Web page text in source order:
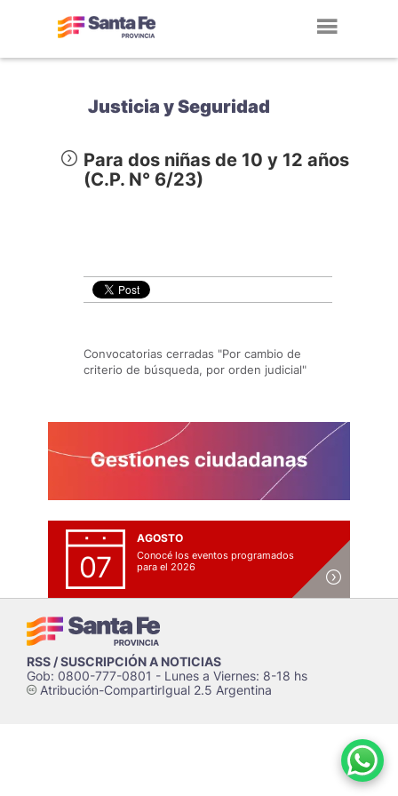
Justicia y Seguridad
Para dos niñas de 10 y 12 años
(C.P. N° 6/23)
Convocatorias cerradas "Por cambio de
criterio de búsqueda, por orden judicial"
07
AGOSTO
Conocé los eventos programados
para el 2026
RSS / SUSCRIPCIÓN A NOTICIAS
Gob: 0800-777-0801 - Lunes a Viernes: 8-18 hs
cAtribución-CompartirIgual 2.5 Argentina